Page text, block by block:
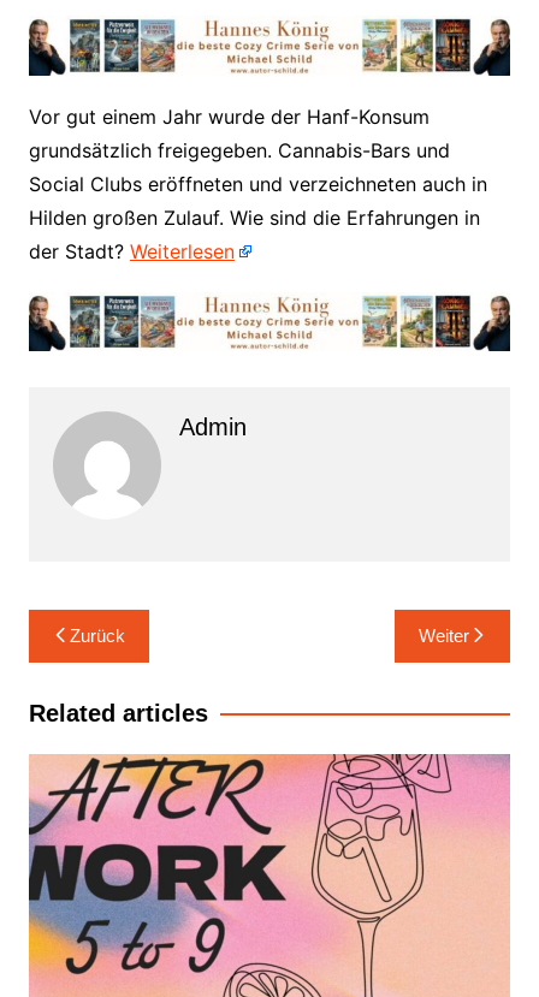
​Vor gut einem Jahr wurde der Hanf-Konsum
grundsätzlich freigegeben. Cannabis-Bars und
Social Clubs eröffneten und verzeichneten auch in
Hilden großen Zulauf. Wie sind die Erfahrungen in
der Stadt? Weiterlesen
Admin
Beitrags-
Navigation
Zurück Weiter
Related articles